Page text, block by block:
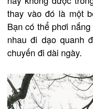
thay vào đó là một
Bạn có thể phơi
nhau đi dạo quanh
chuyến đi dài ngày.